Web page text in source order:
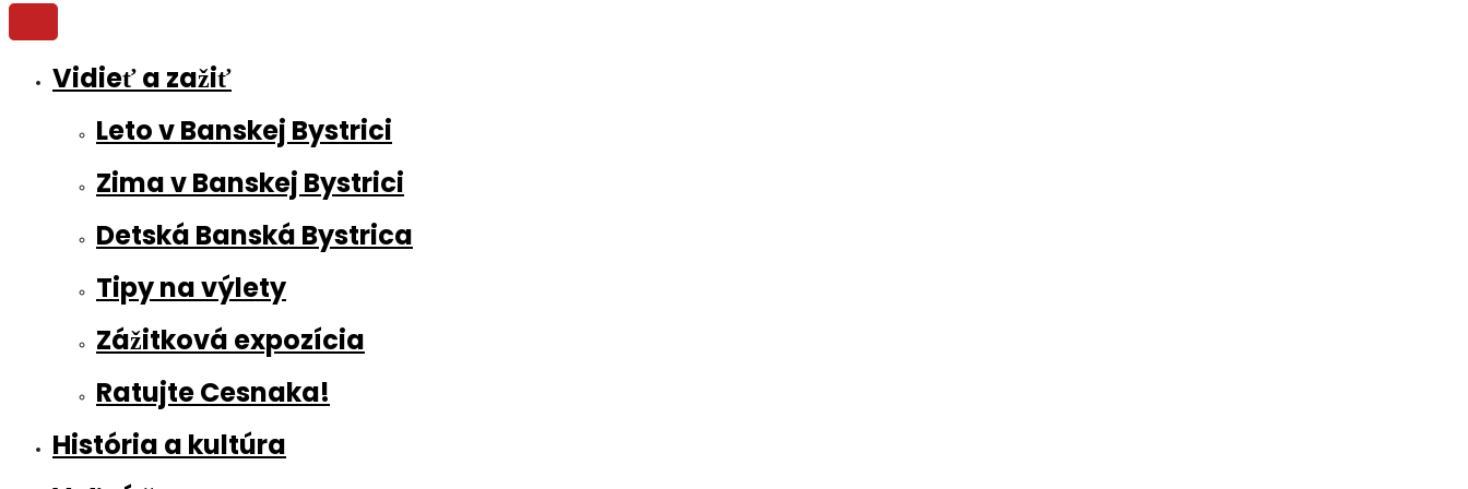
Vidieť a zažiť
Leto v Banskej Bystrici
Zima v Banskej Bystrici
Detská Banská Bystrica
Tipy na výlety
Zážitková expozícia
Ratujte Cesnaka!
História a kultúra